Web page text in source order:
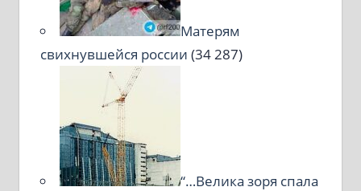
Матерям
свихнувшейся россии (34 287)
“…Велика зоря спала